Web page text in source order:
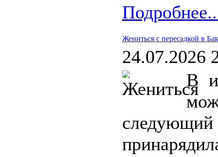
Жениться с пересадкой в
24.07.2026
В
следующий